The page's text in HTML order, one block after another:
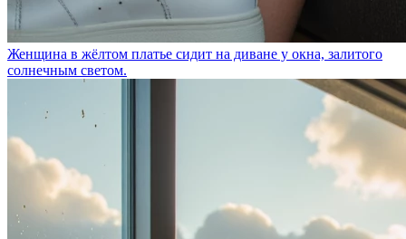
Женщина в жёлтом платье сидит на диване у окна, залитого
солнечным светом.